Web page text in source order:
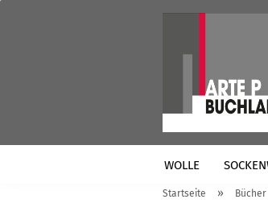
WOLLE
Startseite » Bücher